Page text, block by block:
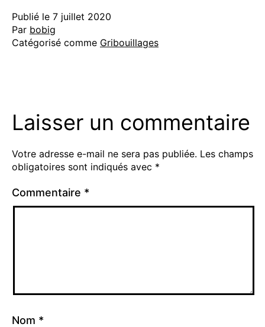
Publié le 7 juillet 2020
Par bobig
Catégorisé comme Gribouillages
Laisser un commentaire
Votre adresse e-mail ne sera pas publiée. Les champs
obligatoires sont indiqués avec *
Commentaire *
Nom *